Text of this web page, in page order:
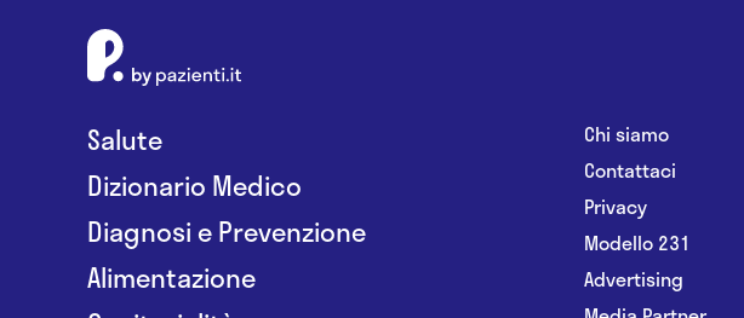
Salute
Dizionario Medico
Diagnosi e Prevenzione
Alimentazione
Chi siamo
Contattaci
Privacy
Modello 231
Advertising